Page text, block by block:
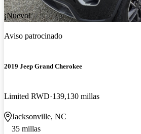
¡Nuevo!
Aviso patrocinado
2019 Jeep Grand Cherokee
Limited RWD 139,130 millas
Jacksonville, NC
35 millas